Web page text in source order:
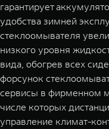
гарантирует
удобства зимней
стеклоомывателя
низкого уровня
вида, обогрев всех
форсунок
сервисы в фирменном
числе которых
управление климат-